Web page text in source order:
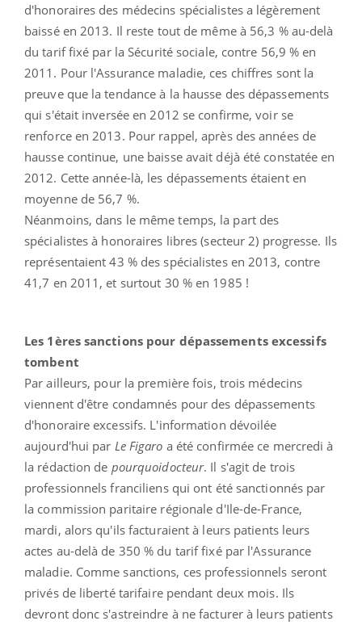
d'honoraires des médecins spécialistes a légèrement
baissé en 2013. Il reste tout de même à 56,3 % au-delà
du tarif fixé par la Sécurité sociale, contre 56,9 % en
2011. Pour l'Assurance maladie, ces chiffres sont la
preuve que la tendance à la hausse des dépassements
qui s'était inversée en 2012 se confirme, voir se
renforce en 2013. Pour rappel, après des années de
hausse continue, une baisse avait déjà été constatée en
2012. Cette année-là, les dépassements étaient en
moyenne de 56,7 %.
Néanmoins, dans le même temps, la part des
spécialistes à honoraires libres (secteur 2) progresse. Ils
représentaient 43 % des spécialistes en 2013, contre
41,7 en 2011, et surtout 30 % en 1985 !
Les 1ères sanctions pour dépassements excessifs
tombent
Par ailleurs, pour la première fois, trois médecins
viennent d'être condamnés pour des dépassements
d'honoraire excessifs. L'information dévoilée
aujourd'hui par Le Figaro a été confirmée ce mercredi à
la rédaction de pourquoidocteur. Il s'agit de trois
professionnels franciliens qui ont été sanctionnés par
la commission paritaire régionale d'Ile-de-France,
mardi, alors qu'ils facturaient à leurs patients leurs
actes au-delà de 350 % du tarif fixé par l'Assurance
maladie. Comme sanctions, ces professionnels seront
privés de liberté tarifaire pendant deux mois. Ils
devront donc s'astreindre à ne facturer à leurs patients